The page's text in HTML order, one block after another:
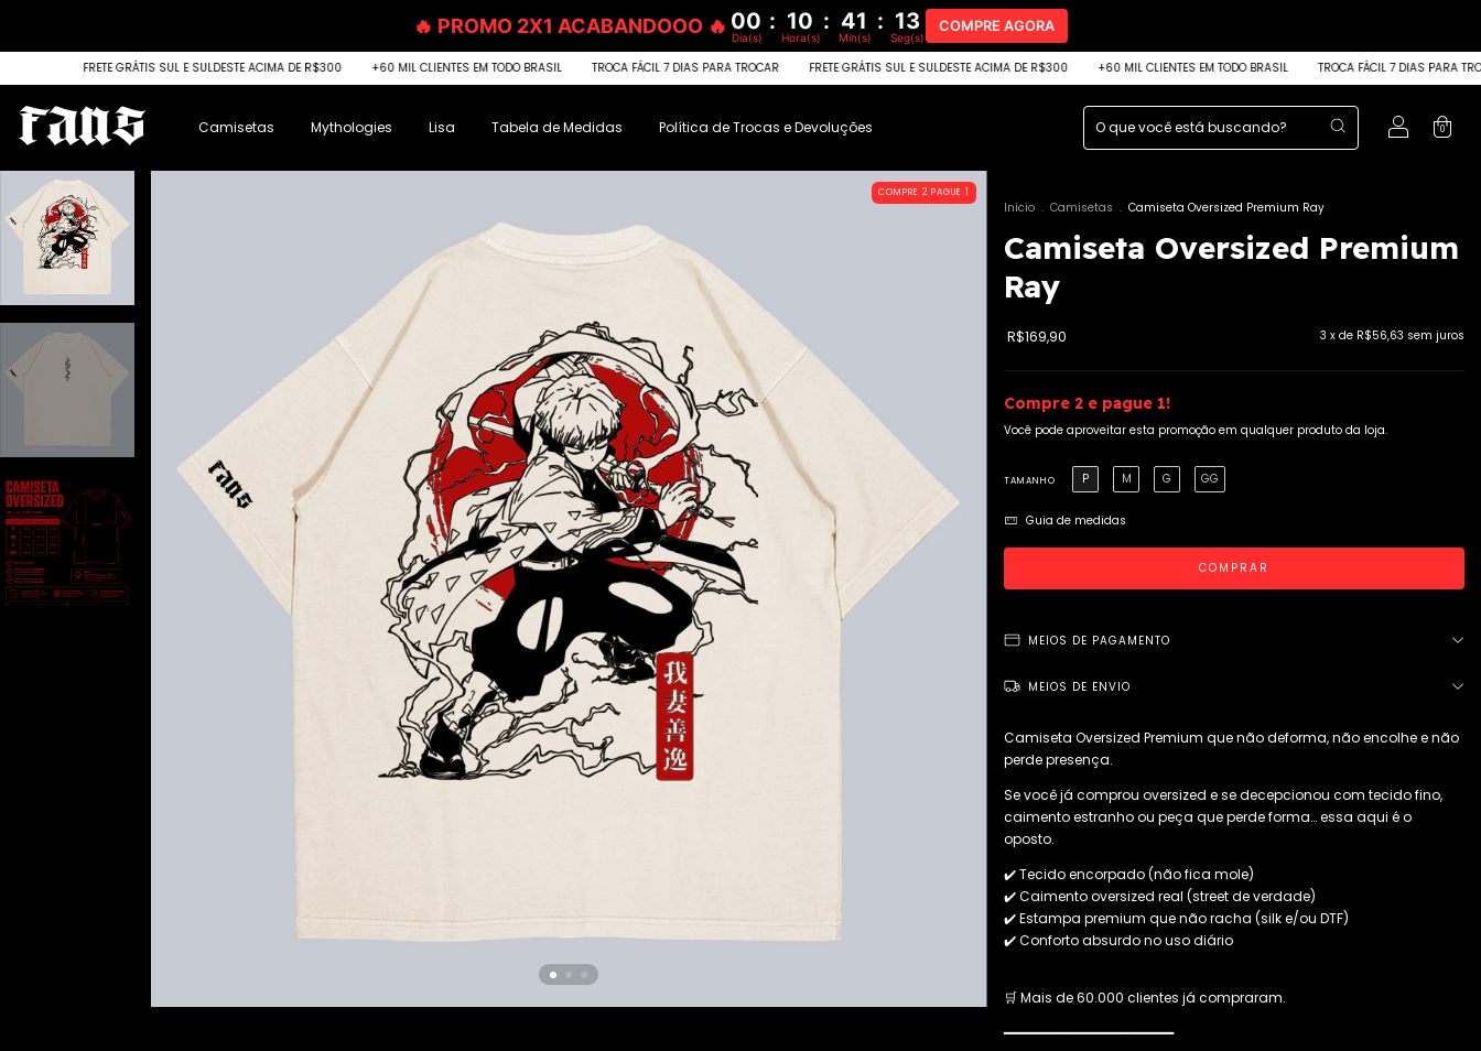
🔥 PROMO 2X1 ACABANDOOO 🔥 00 : 10 : 41 : 11
Dia(s) Hora(s) Min(s) Seg(s)
COMPRE AGORA
SUL E SULDESTE ACIMA DE R$300 +60 MIL CLIENTES EM TODO BRASIL TROCA FÁCIL 7 DIAS PARA TROCAR FRETE GRÁTIS SUL E SULDESTE ACIMA DE R$300 +60 MIL CLIENTES EM TODO BRASIL TROCA FÁCIL 7 DIAS PARA TROCAR FRETE
Camisetas Mythologies Lisa Tabela de Medidas Política de Trocas e Devoluções 0
COMPRE 2 PAGUE 1
Início . Camisetas . Camiseta Oversized Premium Ray
Camiseta Oversized Premium
Ray
R$169,90 3 x de R$56,63 sem juros
Compre 2 e pague 1!
Você pode aproveitar esta promoção em qualquer produto da loja.
TAMANHO P M G GG
Guia de medidas
MEIOS DE PAGAMENTO
MEIOS DE ENVIO
Camiseta Oversized Premium que não deforma, não encolhe e não
perde presença.
Se você já comprou oversized e se decepcionou com tecido fino,
caimento estranho ou peça que perde forma… essa aqui é o
oposto.
✔️ Tecido encorpado (não fica mole)
✔️ Caimento oversized real (street de verdade)
✔️ Estampa premium que não racha (silk e/ou DTF)
✔️ Conforto absurdo no uso diário
🛒 Mais de 60.000 clientes já compraram.
━━━━━━━━━━━━━━━━━━━━━━